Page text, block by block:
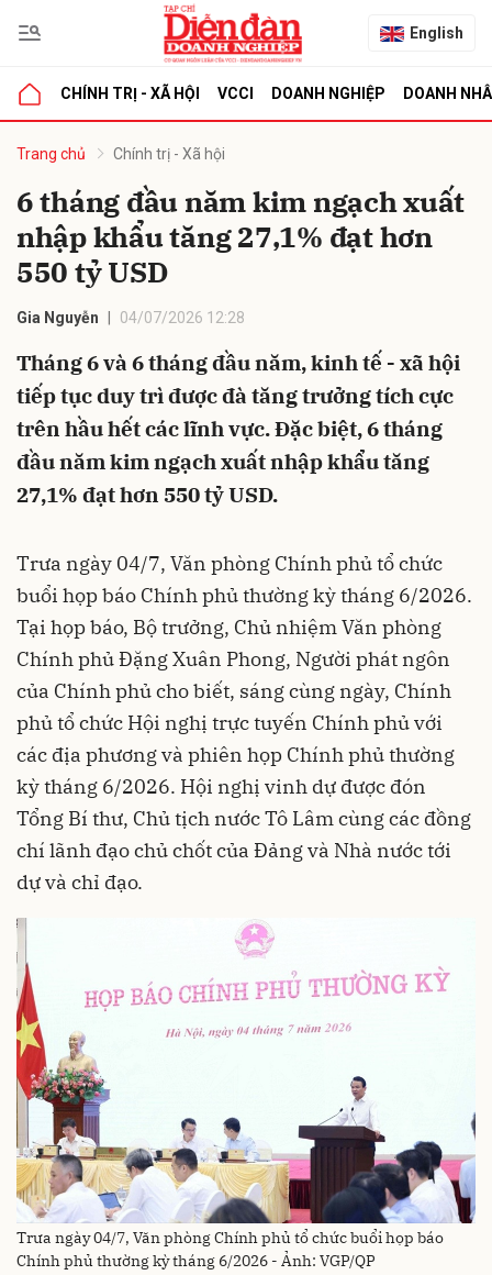
English
CHÍNH TRỊ - XÃ HỘI VCCI DOANH NGHIỆP DOANH
Trang chủ Chính trị - Xã hội
6 tháng đầu năm kim ngạch xuất
nhập khẩu tăng 27,1% đạt hơn
550 tỷ USD
Gia Nguyễn 04/07/2026 12:28
Tháng 6 và 6 tháng đầu năm, kinh tế - xã hội
tiếp tục duy trì được đà tăng trưởng tích cực
trên hầu hết các lĩnh vực. Đặc biệt, 6 tháng
đầu năm kim ngạch xuất nhập khẩu tăng
27,1% đạt hơn 550 tỷ USD.
Trưa ngày 04/7, Văn phòng Chính phủ tổ chức
buổi họp báo Chính phủ thường kỳ tháng 6/2026.
Tại họp báo, Bộ trưởng, Chủ nhiệm Văn phòng
Chính phủ Đặng Xuân Phong, Người phát ngôn
của Chính phủ cho biết, sáng cùng ngày, Chính
phủ tổ chức Hội nghị trực tuyến Chính phủ với
các địa phương và phiên họp Chính phủ thường
kỳ tháng 6/2026. Hội nghị vinh dự được đón
Tổng Bí thư, Chủ tịch nước Tô Lâm cùng các đồng
chí lãnh đạo chủ chốt của Đảng và Nhà nước tới
dự và chỉ đạo.
Trưa ngày 04/7, Văn phòng Chính phủ tổ chức buổi họp báo
Chính phủ thường kỳ tháng 6/2026 - Ảnh: VGP/QP
luận
Hủy